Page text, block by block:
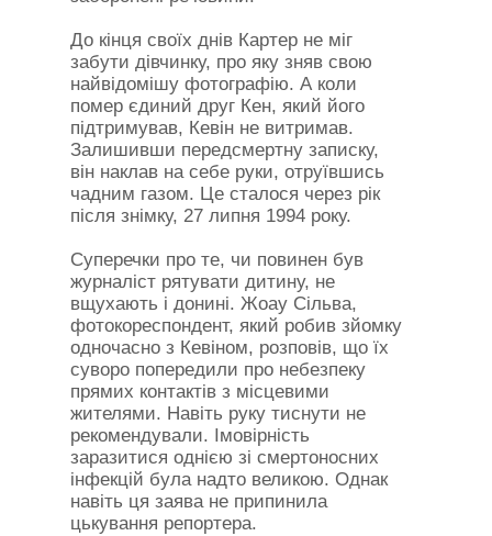
До кінця своїх днів Картер не міг
забути дівчинку, про яку зняв свою
найвідомішу фотографію. А коли
помер єдиний друг Кен, який його
підтримував, Кевін не витримав.
Залишивши передсмертну записку,
він наклав на себе руки, отруївшись
чадним газом. Це сталося через рік
після знімку, 27 липня 1994 року.
Суперечки про те, чи повинен був
журналіст рятувати дитину, не
вщухають і донині. Жоау Сільва,
фотокореспондент, який робив зйомку
одночасно з Кевіном, розповів, що їх
суворо попередили про небезпеку
прямих контактів з місцевими
жителями. Навіть руку тиснути не
рекомендували. Імовірність
заразитися однією зі смертоносних
інфекцій була надто великою. Однак
навіть ця заява не припинила
цькування репортера.